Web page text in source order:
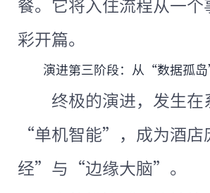
餐。它将入住流程从一
彩开篇。
演进第三阶段：从“数据孤
终极的演进，发生
“单机智能”，成为酒店
经”与“边缘大脑”。